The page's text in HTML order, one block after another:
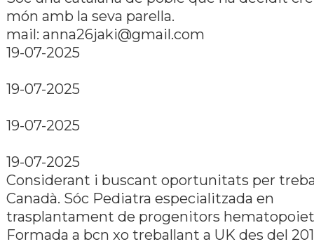
món amb la seva parella.
mail: anna26jaki@gmail.com
19-07-2025
19-07-2025
19-07-2025
19-07-2025
Considerant i buscant oportunitats per
Canadà. Sóc Pediatra especialitzada en
trasplantament de progenitors
Formada a bcn xo treballant a UK des del